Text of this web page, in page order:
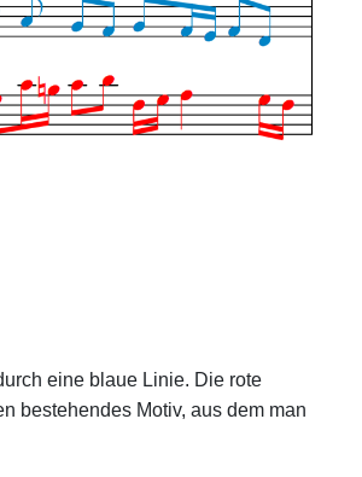
eine blaue Linie. Die rote
bestehendes Motiv, aus dem man